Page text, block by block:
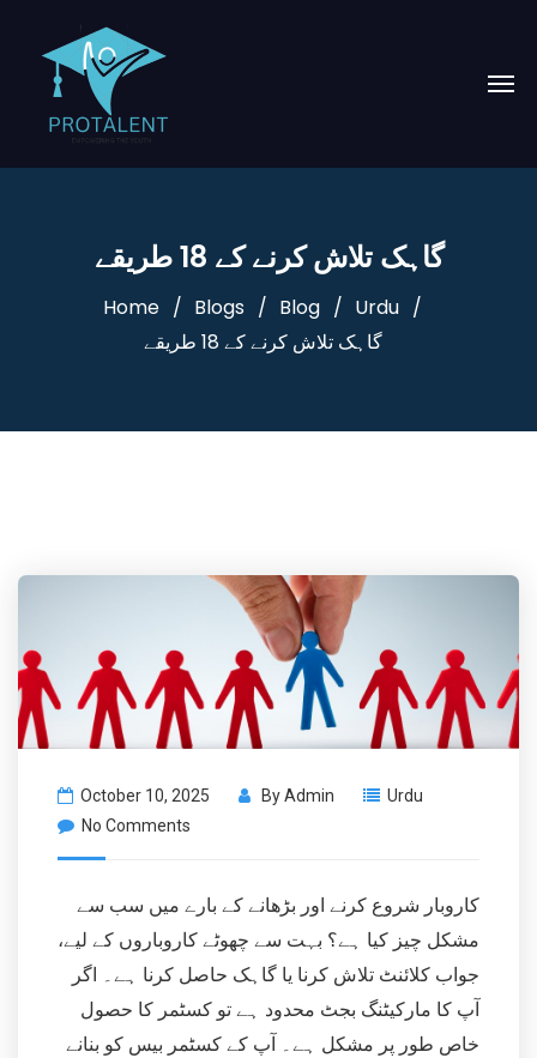
گاہک تلاش کرنے کے 18 طریقے
Home Blogs Blog
Urdu
گاہک تلاش کرنے کے 18 طریقے
October 10, 2025 ByAdmin
Urdu
No Comments
کاروبار شروع کرنے اور بڑھانے کے بارے میں سب سے
مشکل چیز کیا ہے؟ بہت سے چھوٹے کاروباروں کے لیے،
جواب کلائنٹ تلاش کرنا یا گاہک حاصل کرنا ہے۔ اگر
آپ کا مارکیٹنگ بجٹ محدود ہے تو کسٹمر کا حصول
خاص طور پر مشکل ہے۔ آپ کے کسٹمر بیس کو بنانے